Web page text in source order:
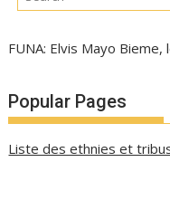
FUNA: Elvis Mayo
Popular Pages
Liste des ethnies et